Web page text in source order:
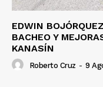
EDWIN
BACHEO Y
KANASÍN
Roberto Cruz - 9